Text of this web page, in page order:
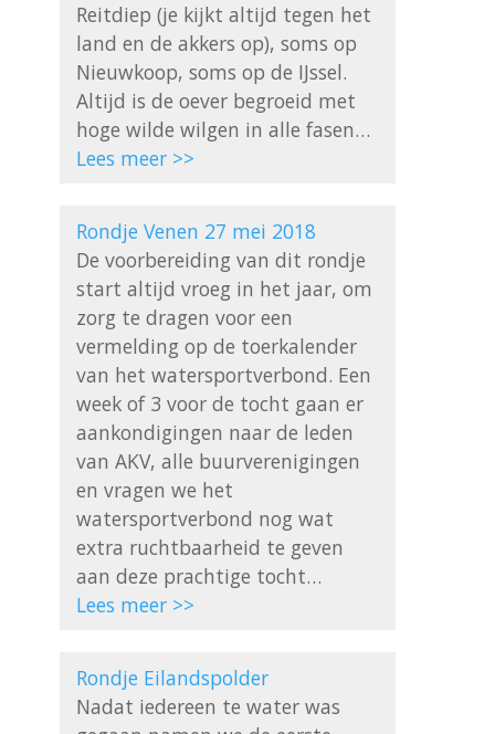
Reitdiep (je kijkt altijd tegen het
land en de akkers op), soms op
Nieuwkoop, soms op de IJssel.
Altijd is de oever begroeid met
Lees meer >>
Rondje Venen 27 mei 2018
De voorbereiding van dit rondje
start altijd vroeg in het jaar, om
zorg te dragen voor een
vermelding op de toerkalender
van het watersportverbond. Een
week of 3 voor de tocht gaan er
aankondigingen naar de leden
van AKV, alle buurverenigingen
en vragen we het
watersportverbond nog wat
extra ruchtbaarheid te geven
Lees meer >>
Rondje Eilandspolder
Nadat iedereen te water was